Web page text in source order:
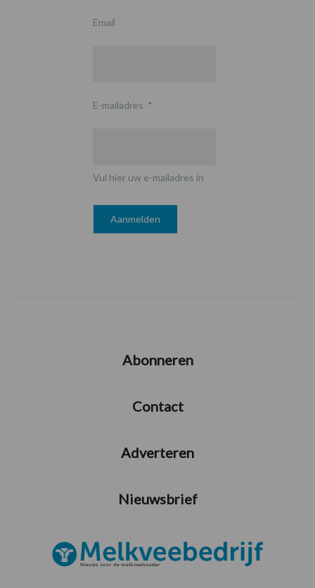
Email
E-mailadres *
Vul hier uw e-mailadres in
Abonneren
Contact
Adverteren
Nieuwsbrief